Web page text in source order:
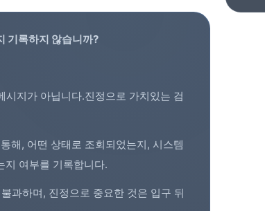
기록하지 않습니까?
지가 아닙니다.진정으로 가치있는 검
해, 어떤 상태로 조회되었는지, 시스템
지 여부를 기록합니다.
과하며, 진정으로 중요한 것은 입구 뒤